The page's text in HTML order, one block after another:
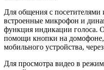
Для общения с
встроенные микрофон и
функция индикации голоса.
помощи кнопки на домофоне,
мобильного устройства,
Для просмотра видео в